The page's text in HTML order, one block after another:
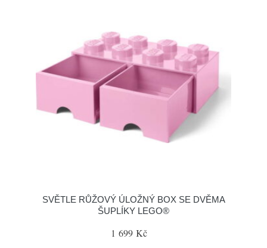
SVĚTLE RŮŽOVÝ ÚLOŽNÝ BOX SE DVĚMA
ŠUPLÍKY LEGO®
1 699 Kč